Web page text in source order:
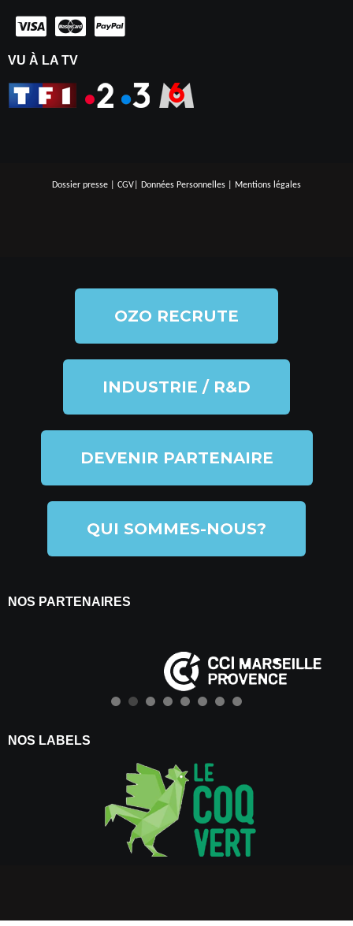
VU À LA TV
Dossier presse CGV Données Personnelles Mentions légales
OZO RECRUTE
INDUSTRIE / R&D
DEVENIR PARTENAIRE
QUI SOMMES-NOUS?
NOS PARTENAIRES
NOS LABELS